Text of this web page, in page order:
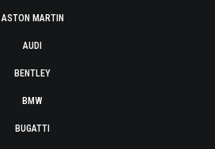
ASTON MARTIN
AUDI
BENTLEY
BMW
BUGATTI